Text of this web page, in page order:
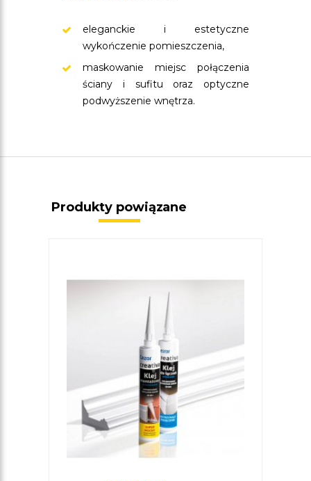
eleganckie i estetyczne
wykończenie pomieszczenia,
maskowanie miejsc połączenia
ściany i sufitu oraz optyczne
podwyższenie wnętrza.
Produkty powiązane